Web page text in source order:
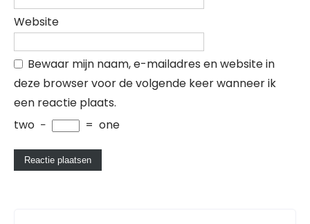
Website
Bewaar mijn naam, e-mailadres en website in
deze browser voor de volgende keer wanneer ik
een reactie plaats.
two − = one